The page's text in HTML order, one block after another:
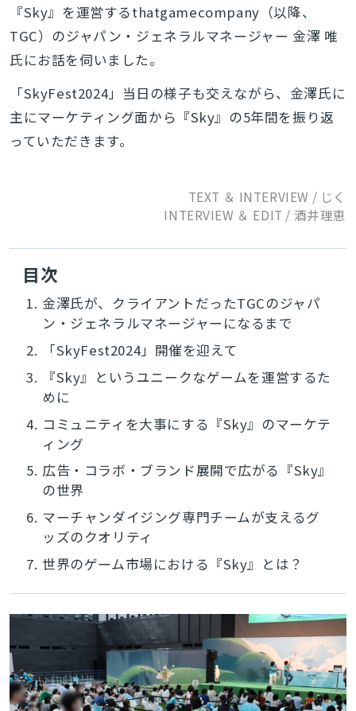
『Sky』を運営するthatgamecompany（以降、
TGC）のジャパン・ジェネラルマネージャー 金澤 唯
氏にお話を伺いました。
「SkyFest2024」当日の様子も交えながら、金澤氏に
主にマーケティング面から『Sky』の5年間を振り返
っていただきます。
TEXT ＆ INTERVIEW / じく
INTERVIEW ＆ EDIT / 酒井理恵
目次
1. 金澤氏が、クライアントだったTGCのジャパ
ン・ジェネラルマネージャーになるまで
2.
「SkyFest2024」開催を迎えて
3.
『Sky』というユニークなゲームを運営するた
めに
4. コミュニティを大事にする『Sky』のマーケテ
ィング
5. 広告・コラボ・ブランド展開で広がる『Sky』
の世界
6. マーチャンダイジング専門チームが支えるグ
ッズのクオリティ
7. 世界のゲーム市場における『Sky』とは？